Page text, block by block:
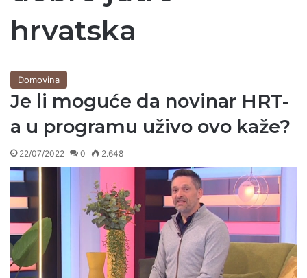
hrvatska
Domovina
Je li moguće da novinar HRT-
a u programu uživo ovo kaže?
22/07/2022 0 2.648